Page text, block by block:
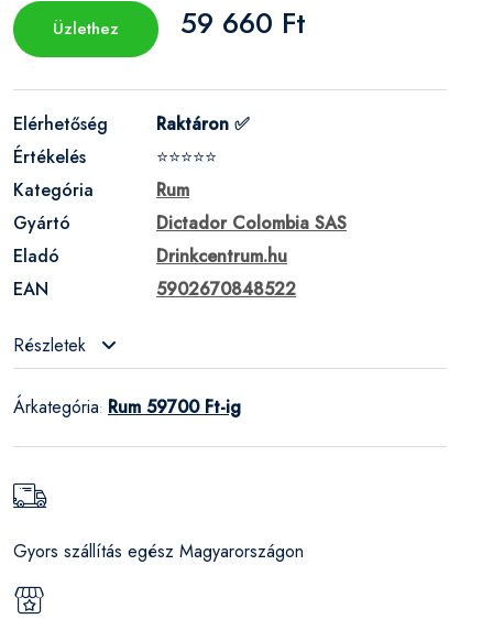
Üzlethez 59 660 Ft
Elérhetőség
Raktáron ✅
Értékelés
⭐⭐⭐⭐⭐
Kategória
Rum
Gyártó
Dictador Colombia SAS
Eladó
Drinkcentrum.hu
EAN
5902670848522
Részletek
Árkategória: Rum 59700 Ft-ig
Gyors szállítás egész Magyarországon